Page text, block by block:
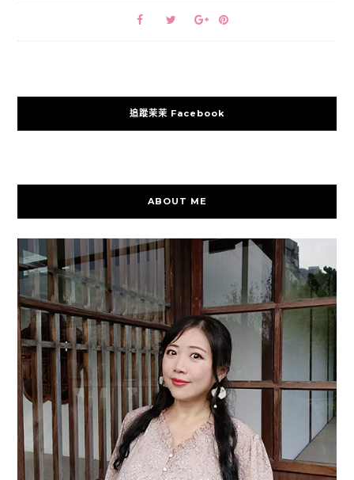
追蹤茉茉 Facebook
ABOUT ME